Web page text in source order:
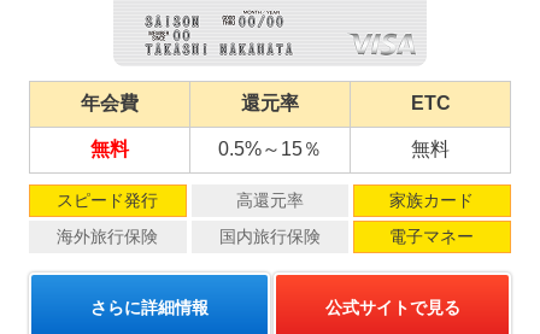
年会費 還元率 ETC
無料 0.5%～15％ 無料
スピード発行 高還元率
家族カード
海外旅行保険
国内旅行保険 電子マネー
さらに詳細情報 公式サイトで見る